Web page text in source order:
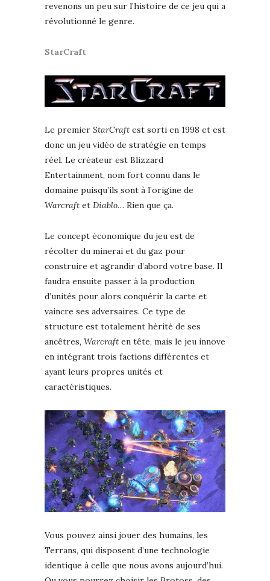
revenons un peu sur l’histoire de ce jeu qui a
révolutionné le genre.
StarCraft
Le premier StarCraft est sorti en 1998 et est
donc un jeu vidéo de stratégie en temps
réel. Le créateur est Blizzard
Entertainment, nom fort connu dans le
domaine puisqu’ils sont à l’origine de
Warcraft et Diablo… Rien que ça.
Le concept économique du jeu est de
récolter du minerai et du gaz pour
construire et agrandir d’abord votre base. Il
faudra ensuite passer à la production
d’unités pour alors conquérir la carte et
vaincre ses adversaires. Ce type de
structure est totalement hérité de ses
ancêtres, Warcraft en tête, mais le jeu innove
en intégrant trois factions différentes et
ayant leurs propres unités et
caractéristiques.
Vous pouvez ainsi jouer des humains, les
Terrans, qui disposent d’une technologie
identique à celle que nous avons aujourd’hui.